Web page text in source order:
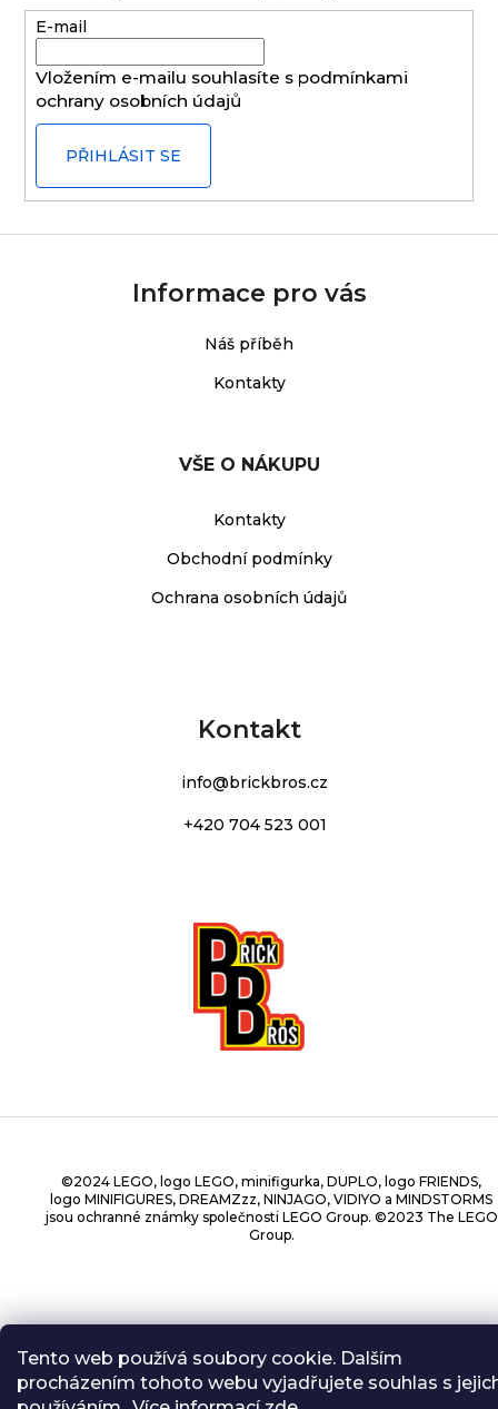
Tento web používá soubory cookie. Dalším
procházením tohoto webu vyjadřujete souhlas s
E-mail
Vložením e-mailu souhlasíte s podmínkami
ochrany osobních údajů
PŘIHLÁSIT SE
Informace pro vás
Náš příběh
Kontakty
VŠE O NÁKUPU
Kontakty
Obchodní podmínky
Ochrana osobních údajů
Kontakt
info@brickbros.cz
+420 704 523 001
©2024 LEGO, logo LEGO, minifigurka, DUPLO, logo FRIENDS,
logo MINIFIGURES, DREAMZzz, NINJAGO, VIDIYO a MINDSTORMS
jsou ochranné známky společnosti LEGO Group. ©2023 The LEGO
Group.
Copyright 2026 BrickBros . Všechna práva vyhrazena.